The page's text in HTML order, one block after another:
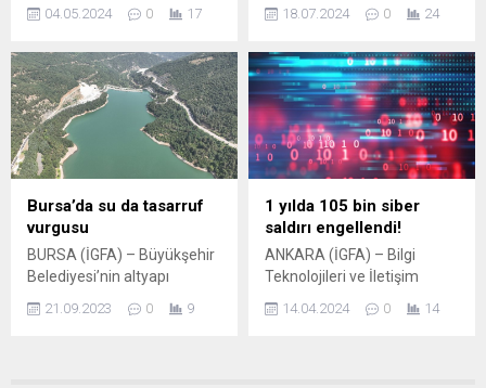
doğrultusunda da depreme
edilmesini...
gelişim açısından...
Nisan tarihinde 93 bin 317
geçişi rekoru kırıldığını
söyledi. İSTANBUL (İGFA) –
Ulaştırma ve Altyapı Bakanı
Abdulkadir Uraloğlu, Asya ve
Avrupa kıtalarını deniz
tabanının altından birleştiren
çift katlı ilk ve tek karayolu
04.05.2024 0 17
(İGFA) – Keşan Belediyesi,
Belediyesi liderliğinde,
Edirne Doğa Koruma ve Milli
Parklar Şube Müdürlüğü ve
‘Yeşil Istranca’ derneği
ortaklığında, ‘İki Deniz
Arasında Sürdürülebilir
Turizm İçin Doğanın
Önemini Birlikte
Gösteriyoruz (Together We
Revealthe Greatness of
Nature forSustainable
Tourism Between Two
18.07.2024 0 24
Bursa’da su da tasarruf
vurgusu
BURSA (İGFA) – Büyükşehir
Belediyesi’nin altyapı
seviyesine inen içme
21.09.2023 0 9
1 yılda 105 bin siber
saldırı engellendi!
ANKARA (İGFA) – Bilgi
Teknolojileri ve İletişim
faaliyet gösteren USOMun
14.04.2024 0 14